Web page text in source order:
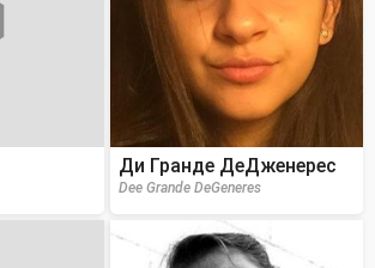
Ди Гранде ДеДженерес
Dee Grande DeGeneres